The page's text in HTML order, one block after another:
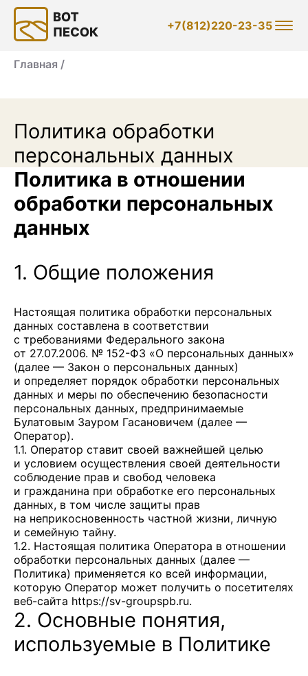
+7(812)220-23-35
Главная /
Политика обработки
персональных данных
Политика в отношении
обработки персональных
данных
1. Общие положения
Настоящая политика обработки персональных
данных составлена в соответствии
с требованиями Федерального закона
от 27.07.2006. № 152-ФЗ «О персональных данных»
(далее — Закон о персональных данных)
и определяет порядок обработки персональных
данных и меры по обеспечению безопасности
персональных данных, предпринимаемые
Булатовым Зауром Гасановичем (далее —
Оператор).
1.1. Оператор ставит своей важнейшей целью
и условием осуществления своей деятельности
соблюдение прав и свобод человека
и гражданина при обработке его персональных
данных, в том числе защиты прав
на неприкосновенность частной жизни, личную
и семейную тайну.
1.2. Настоящая политика Оператора в отношении
обработки персональных данных (далее —
Политика) применяется ко всей информации,
которую Оператор может получить о посетителях
веб-сайта https://sv-groupspb.ru.
2. Основные понятия,
используемые в Политике